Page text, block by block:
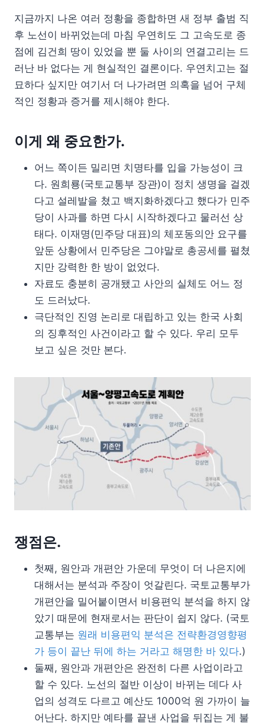
지금까지 나온 여러 정황을 종합하면 새 정부 출범 직
후 노선이 바뀌었는데 마침 우연히도 그 고속도로 종
점에 김건희 땅이 있었을 뿐 둘 사이의 연결고리는 드
러난 바 없다는 게 현실적인 결론이다. 우연치고는 절
묘하다 싶지만 여기서 더 나가려면 의혹을 넘어 구체
적인 정황과 증거를 제시해야 한다.
이게 왜 중요한가.
어느 쪽이든 밀리면 치명타를 입을 가능성이 크
다. 원희룡(국토교통부 장관)이 정치 생명을 걸겠
다고 설레발을 쳤고 백지화하겠다고 했다가 민주
당이 사과를 하면 다시 시작하겠다고 물러선 상
태다. 이재명(민주당 대표)의 체포동의안 요구를
앞둔 상황에서 민주당은 그야말로 총공세를 펼쳤
지만 강력한 한 방이 없었다.
자료도 충분히 공개됐고 사안의 실체도 어느 정
도 드러났다.
극단적인 진영 논리로 대립하고 있는 한국 사회
의 징후적인 사건이라고 할 수 있다. 우리 모두
보고 싶은 것만 본다.
쟁점은.
첫째, 원안과 개편안 가운데 무엇이 더 나은지에
대해서는 분석과 주장이 엇갈린다. 국토교통부가
개편안을 밀어붙이면서 비용편익 분석을 하지 않
았기 때문에 현재로서는 판단이 쉽지 않다. (국토
교통부는 원래 비용편익 분석은 전략환경영향평
가 등이 끝난 뒤에 하는 거라고 해명한 바 있다.)
둘째, 원안과 개편안은 완전히 다른 사업이라고
할 수 있다. 노선의 절반 이상이 바뀌는 데다 사
업의 성격도 다르고 예산도 1000억 원 가까이 늘
어난다. 하지만 예타를 끝낸 사업을 뒤집는 게 불